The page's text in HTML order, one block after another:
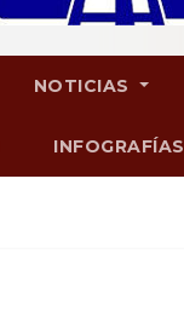
NOTICIAS
INFOGRAFÍAS